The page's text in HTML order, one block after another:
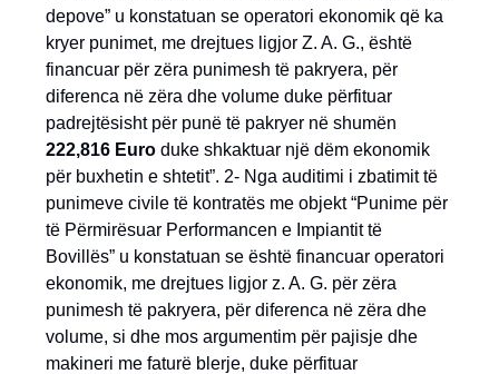
depove” u konstatuan se operatori ekonomik që ka
kryer punimet, me drejtues ligjor Z. A. G., është
financuar për zëra punimesh të pakryera, për
diferenca në zëra dhe volume duke përfituar
padrejtësisht për punë të pakryer në shumën
222,816 Euro duke shkaktuar një dëm ekonomik
për buxhetin e shtetit”. 2- Nga auditimi i zbatimit të
punimeve civile të kontratës me objekt “Punime për
të Përmirësuar Performancen e Impiantit të
Bovillës” u konstatuan se është financuar operatori
ekonomik, me drejtues ligjor z. A. G. për zëra
punimesh të pakryera, për diferenca në zëra dhe
volume, si dhe mos argumentim për pajisje dhe
makineri me faturë blerje, duke përfituar